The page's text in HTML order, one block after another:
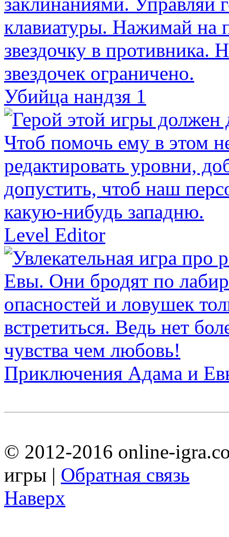
Убийца нандзя 1
Level Editor
Приключения Адама и
© 2012-2016 online-
игры | Обратная связь
Наверх